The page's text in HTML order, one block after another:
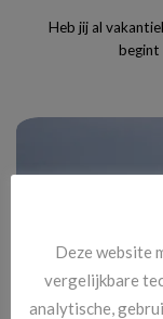
Heb jij al
begint
Deze website
vergelijkbare
analytische,